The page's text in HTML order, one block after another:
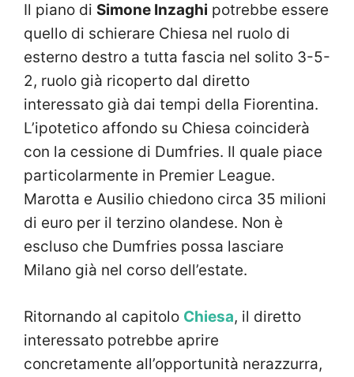
Il piano di Simone Inzaghi potrebbe essere
quello di schierare Chiesa nel ruolo di
esterno destro a tutta fascia nel solito 3-5-
2, ruolo già ricoperto dal diretto
interessato già dai tempi della Fiorentina.
L’ipotetico affondo su Chiesa coinciderà
con la cessione di Dumfries. Il quale piace
particolarmente in Premier League.
Marotta e Ausilio chiedono circa 35 milioni
di euro per il terzino olandese. Non è
escluso che Dumfries possa lasciare
Milano già nel corso dell’estate.
Ritornando al capitolo Chiesa, il diretto
interessato potrebbe aprire
concretamente all’opportunità nerazzurra,